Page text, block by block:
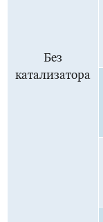
Без
катализатора